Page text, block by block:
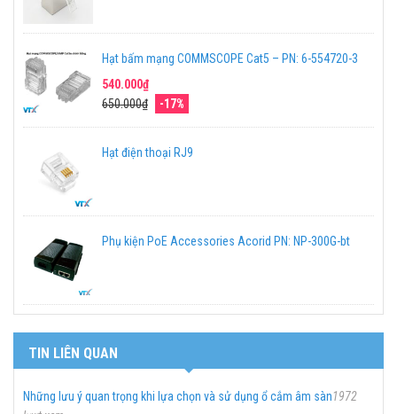
Hạt bấm mạng COMMSCOPE Cat5 – PN: 6-554720-3
540.000₫
650.000₫
-17%
Hạt điện thoại RJ9
Phụ kiện PoE Accessories Acorid PN: NP-300G-bt
TIN LIÊN QUAN
Những lưu ý quan trọng khi lựa chọn và sử dụng ổ cắm âm sàn1972